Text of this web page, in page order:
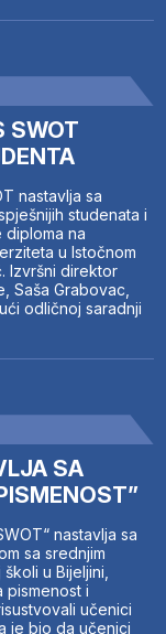
SWOT
nastavlja sa
studenata i
diploma na
u Istočnom
Izvršni direktor
Saša Grabovac,
odličnoj saradnji
SA
nastavlja sa
sa srednjim
u Bijeljini,
pismenost i
učenici
je bio da učenici